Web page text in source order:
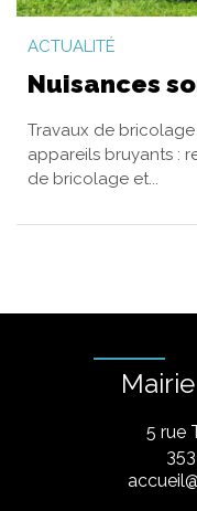
ACTUALITÉ
Nuisances
Travaux de
appareils bruyants :
de bricolage et...
5 rue